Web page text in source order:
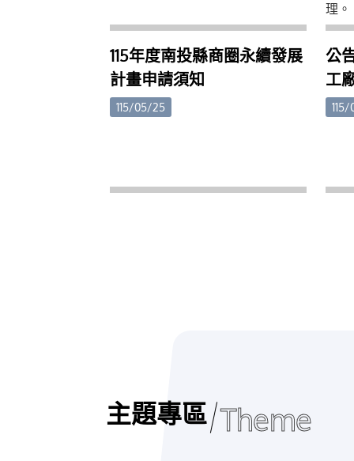
換
理。
下：
帳
機關
署
疑
力
115年度南投縣商圈永續發展
計畫申請須知
115/05/25
公
工
計
主題專區 Theme